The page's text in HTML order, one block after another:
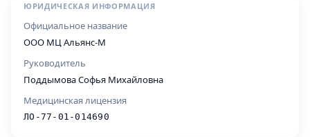
ЮРИДИЧЕСКАЯ ИНФОРМАЦИЯ
Официальное название
ООО МЦ Альянс-М
Руководитель
Поддымова Софья Михайловна
Медицинская лицензия
ЛО-77-01-014690